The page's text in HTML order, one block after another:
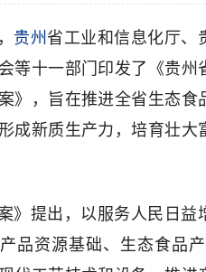
贵州省工业和信息化厅、
等十一部门印发了《贵
》，旨在推进全省生态食
成新质生产力，培育壮
案》提出，以服务人民日
品资源基础、生态食品